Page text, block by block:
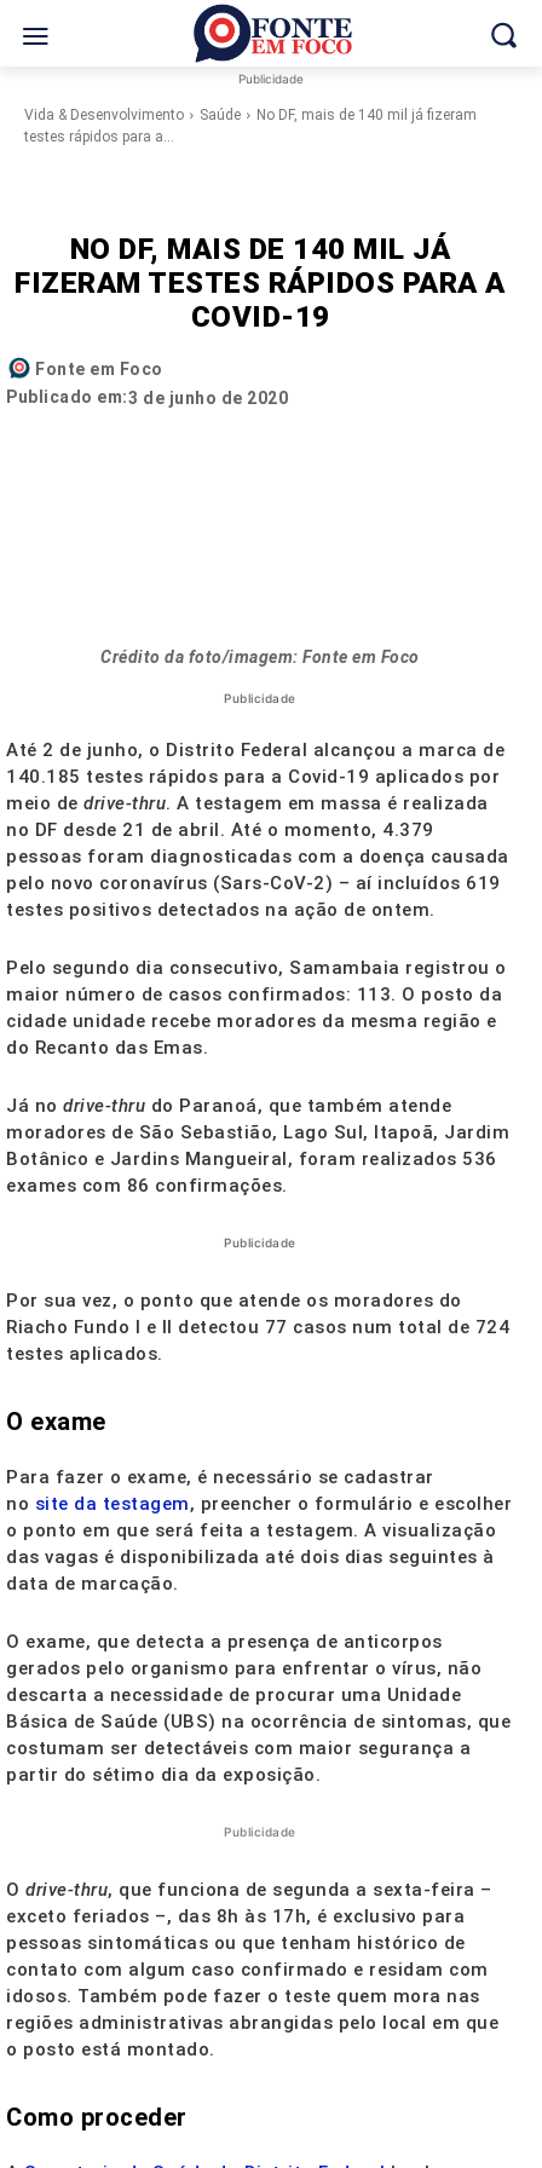
Publicidade
Vida & Desenvolvimento Saúde
No DF, mais de 140 mil já fizeram
testes rápidos para a...
NO DF, MAIS DE 140 MIL JÁ
FIZERAM TESTES RÁPIDOS PARA A
COVID-19
Fonte em Foco
Publicado em:3 de junho de 2020
Crédito da foto/imagem: Fonte em Foco
Publicidade
Até 2 de junho, o Distrito Federal alcançou a marca de
140.185 testes rápidos para a Covid-19 aplicados por
meio de drive-thru. A testagem em massa é realizada
no DF desde 21 de abril. Até o momento, 4.379
pessoas foram diagnosticadas com a doença causada
pelo novo coronavírus (Sars-CoV-2) – aí incluídos 619
testes positivos detectados na ação de ontem.
Pelo segundo dia consecutivo, Samambaia registrou o
maior número de casos confirmados: 113. O posto da
cidade unidade recebe moradores da mesma região e
do Recanto das Emas.
Já no drive-thru do Paranoá, que também atende
moradores de São Sebastião, Lago Sul, Itapoã, Jardim
Botânico e Jardins Mangueiral, foram realizados 536
exames com 86 confirmações.
Publicidade
Por sua vez, o ponto que atende os moradores do
Riacho Fundo I e II detectou 77 casos num total de 724
testes aplicados.
O exame
Para fazer o exame, é necessário se cadastrar
no site da testagem, preencher o formulário e escolher
o ponto em que será feita a testagem. A visualização
das vagas é disponibilizada até dois dias seguintes à
data de marcação.
O exame, que detecta a presença de anticorpos
gerados pelo organismo para enfrentar o vírus, não
descarta a necessidade de procurar uma Unidade
Básica de Saúde (UBS) na ocorrência de sintomas, que
costumam ser detectáveis com maior segurança a
partir do sétimo dia da exposição.
Publicidade
O drive-thru, que funciona de segunda a sexta-feira –
exceto feriados –, das 8h às 17h, é exclusivo para
pessoas sintomáticas ou que tenham histórico de
contato com algum caso confirmado e residam com
idosos. Também pode fazer o teste quem mora nas
regiões administrativas abrangidas pelo local em que
o posto está montado.
Como proceder